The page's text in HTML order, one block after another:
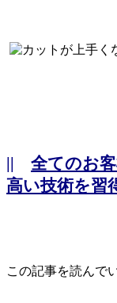
|| 全てのお
高い技術を習
この記事を読んで